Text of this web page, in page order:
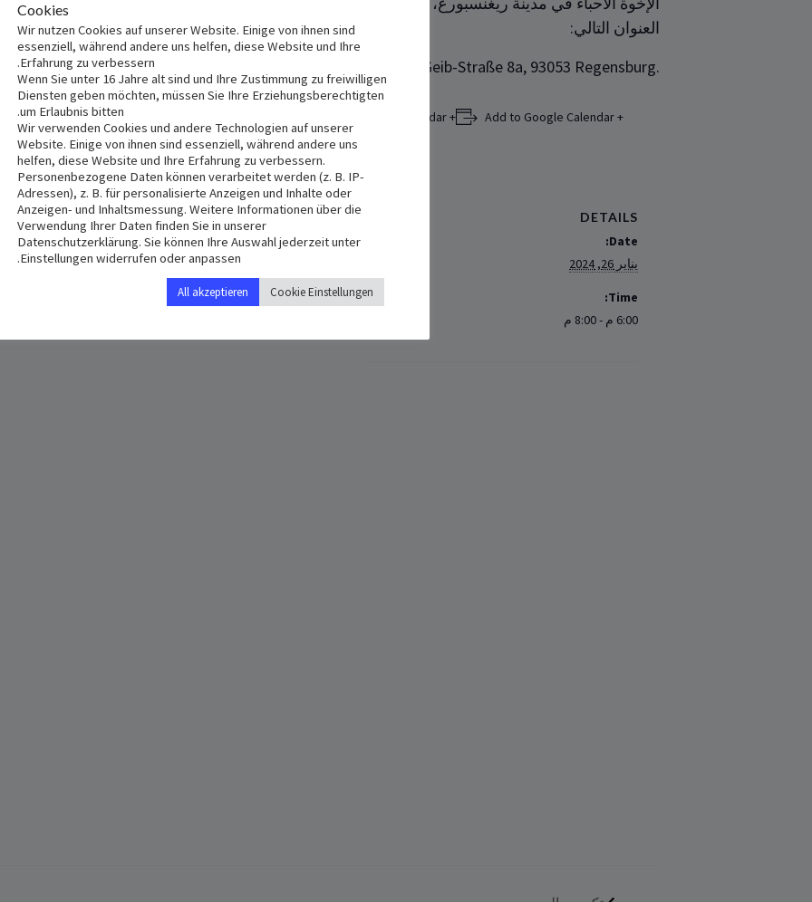
العنوان ‏التالي‎:‎
St. Anton, Hermann-Geib-Straße 8a, 93053 Regensburg.‎
+ Add to Google Calendar
+ Add to iCalendar
DETAILS
Date:
يناير 26, 2024
Time:
6:00 م - 8:00 م
VENUE
St. Anton
Hermann-Geib-Straße 8a
+ Google Map
Cookies
Wir nutzen Cookies auf unserer Website. Einige von ihnen sind
essenziell, während andere uns helfen, diese Website und Ihre
Erfahrung zu verbessern.
Wenn Sie unter 16 Jahre alt sind und Ihre Zustimmung zu freiwilligen
Diensten geben möchten, müssen Sie Ihre Erziehungsberechtigten
um Erlaubnis bitten.
Wir verwenden Cookies und andere Technologien auf unserer
Website. Einige von ihnen sind essenziell, während andere uns
helfen, diese Website und Ihre Erfahrung zu verbessern.
Personenbezogene Daten können verarbeitet werden (z. B. IP-
Adressen), z. B. für personalisierte Anzeigen und Inhalte oder
Anzeigen- und Inhaltsmessung. Weitere Informationen über die
Verwendung Ihrer Daten finden Sie in unserer
Datenschutzerklärung. Sie können Ihre Auswahl jederzeit unter
Einstellungen widerrufen oder anpassen.
Cookie Einstellungen
All akzeptieren